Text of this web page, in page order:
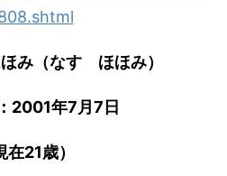
み（なす ほほみ）
2001年7月7日
在21歳）